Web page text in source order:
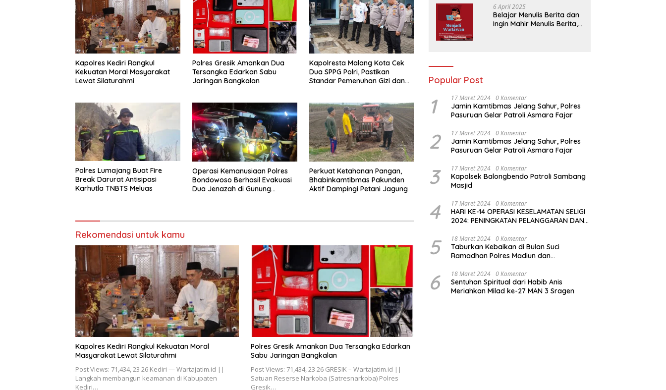
Kapolres Kediri Rangkul
Kekuatan Moral Masyarakat
Lewat Silaturahmi
Polres Gresik Amankan Dua
Tersangka Edarkan Sabu
Jaringan Bangkalan
Kapolresta Malang Kota Cek
Dua SPPG Polri, Pastikan
Standar Pemenuhan Gizi dan
Polres Lumajang Buat Fire
Break Darurat Antisipasi
Karhutla TNBTS Meluas
Operasi Kemanusiaan Polres
Bondowoso Berhasil Evakuasi
Dua Jenazah di Gunung
Perkuat Ketahanan Pangan,
Bhabinkamtibmas Pakunden
Aktif Dampingi Petani Jagung
Rekomendasi untuk kamu
Kapolres Kediri Rangkul Kekuatan Moral
Masyarakat Lewat Silaturahmi
Post Views: 71,434, 23 26 Kediri — Wartajatim.id ||
Langkah membangun keamanan di Kabupaten
Kediri…
Polres Gresik Amankan Dua Tersangka Edarkan
Sabu Jaringan Bangkalan
Post Views: 71,434, 23 26 GRESIK – Wartajatim.id ||
Satuan Reserse Narkoba (Satresnarkoba) Polres
Gresik…
Cluster Lotus
6 April 2025
Belajar Menulis Berita dan
Ingin Mahir Menulis Berita,
Popular Post
1 17 Maret 2024 0 Komentar
Jamin Kamtibmas Jelang Sahur, Polres
Pasuruan Gelar Patroli Asmara Fajar
2 17 Maret 2024 0 Komentar
Jamin Kamtibmas Jelang Sahur, Polres
Pasuruan Gelar Patroli Asmara Fajar
3 17 Maret 2024 0 Komentar
Kapolsek Balongbendo Patroli Sambang
Masjid
4 17 Maret 2024 0 Komentar
HARI KE-14 OPERASI KESELAMATAN SELIGI
2024: PENINGKATAN PELANGGARAN DAN
5 18 Maret 2024 0 Komentar
Taburkan Kebaikan di Bulan Suci
Ramadhan Polres Madiun dan
6 18 Maret 2024 0 Komentar
Sentuhan Spiritual dari Habib Anis
Meriahkan Milad ke-27 MAN 3 Sragen